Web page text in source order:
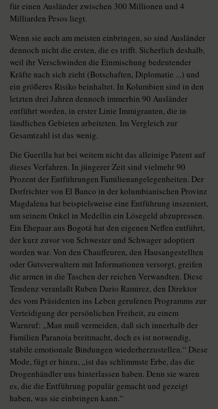
für einen Ausländer zwischen 300 Millionen und 4
Milliarden Pesos liegt.
Wenn sie auch am meisten einbringen, so sind Ausländer
dennoch nicht die ersten, die es trifft. Sicherlich deshalb,
weil ihr Verschwinden die Einmischung bedeutender
Kräfte nach sich zieht (Botschaften, Diplomatie ...) und
ein größeres Risiko beinhaltet. In Kolumbien sind in den
letzten drei Jahren dennoch immerhin 90 Ausländer
entführt worden, in erster Linie Immigranten, die in
ländlichen Gebieten arbeiteten. Im Vergleich zur
Gesamtzahl ist das wenig.
Die Guerilla hat bei weitem nicht das alleinige Patent auf
dieses Verfahren. In jüngerer Zeit sind vielmehr 90
Prozent der Entführungen Familienangelegenheiten. Der
Dorfrichter von El Banco in der kolumbianischen Provinz
Magdalena hat beispielsweise eine Entführung inszeniert,
um seinem Onkel in Medellin ein Lösegeld abzupressen.
Ein Ehepaar aus Bogotá hat den eigenen Neffen entführt,
der kurz zuvor von Schwester und Schwager adoptiert
worden war. Von den Chauffeuren, den Hausangestellten
oder Gutsverwaltern mit Informationen versorgt, greifen
die armen in die Taschen der reichen Verwandten. Diese
Tendenz veranlaßt Ruben Dario Ramirez, den Direktor
des vom Präsidenten ins Leben gerufenen Programms zur
Verteidigung der persönlichen Freiheit, zu einem
Warnruf: „Man muß vermeiden, daß sich innerhalb der
Familien Paranoia breitmacht, doch es ist notwendig,
stabile emotionale Bindungen wiederherzustellen.“ Diese
Mode, fügt er hinzu, „ist das schlimmste Erbe, das die
Drogenhändler uns hinterlassen haben. Denn sie waren
es, die die Entführung populär gemacht und gezeigt
haben, was sie einbringen kann.“